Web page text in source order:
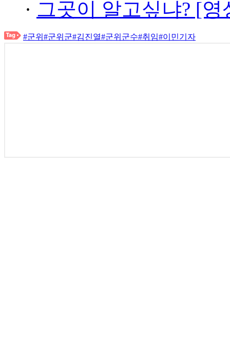
· 그곳이 알고싶냐? [
#군위 #군위군#김진열#군위군수#취임#이민기자